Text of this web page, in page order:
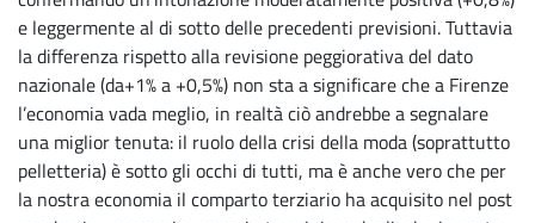
e leggermente al di sotto delle precedenti previsioni. Tuttavia
la differenza rispetto alla revisione peggiorativa del dato
nazionale (da+1% a +0,5%) non sta a significare che a Firenze
l’economia vada meglio, in realtà ciò andrebbe a segnalare
una miglior tenuta: il ruolo della crisi della moda (soprattutto
pelletteria) è sotto gli occhi di tutti, ma è anche vero che per
la nostra economia il comparto terziario ha acquisito nel post